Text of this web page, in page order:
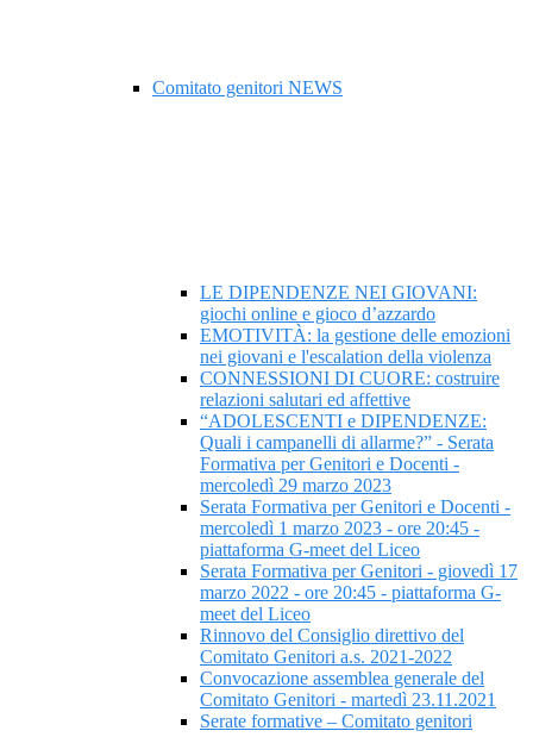
Comitato genitori NEWS
LE DIPENDENZE NEI GIOVANI:
giochi online e gioco d’azzardo
EMOTIVITÀ: la gestione delle emozioni
nei giovani e l'escalation della violenza
CONNESSIONI DI CUORE: costruire
relazioni salutari ed affettive
“ADOLESCENTI e DIPENDENZE:
Quali i campanelli di allarme?” - Serata
Formativa per Genitori e Docenti -
mercoledì 29 marzo 2023
Serata Formativa per Genitori e Docenti -
mercoledì 1 marzo 2023 - ore 20:45 -
piattaforma G-meet del Liceo
Serata Formativa per Genitori - giovedì 17
marzo 2022 - ore 20:45 - piattaforma G-
meet del Liceo
Rinnovo del Consiglio direttivo del
Comitato Genitori a.s. 2021-2022
Convocazione assemblea generale del
Comitato Genitori - martedì 23.11.2021
Serate formative – Comitato genitori